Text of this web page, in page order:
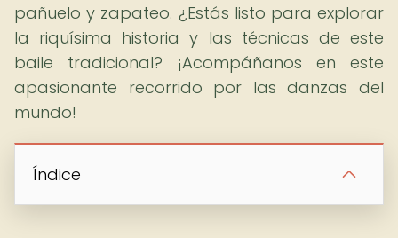
pañuelo y zapateo. ¿Estás listo para explorar
la riquísima historia y las técnicas de este
baile tradicional? ¡Acompáñanos en este
apasionante recorrido por las danzas del
mundo!
Índice